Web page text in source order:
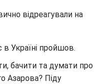
відреагували на
в Україні пройшов.
бачити та думати про
Азарова? Піду